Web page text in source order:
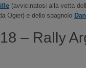
(avvicinatosi alla vetta
Ogier) e dello spagnolo
– Rally